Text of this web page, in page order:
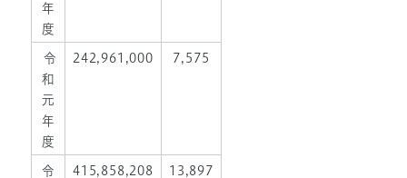
年
度
令
和
元
年
度
242,961,000 7,575
令
415,858,208 13,897